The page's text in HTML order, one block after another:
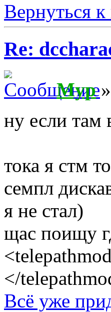
Вернуться к
Re:
Myp»
ну если там
тока я стм
семпл
я не стал)
щас поищу
</
Всё уже